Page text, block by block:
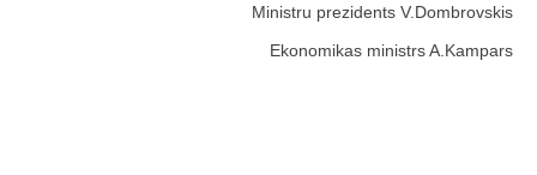
Ministru prezidents V.Dombrovskis
Ekonomikas ministrs A.Kampars